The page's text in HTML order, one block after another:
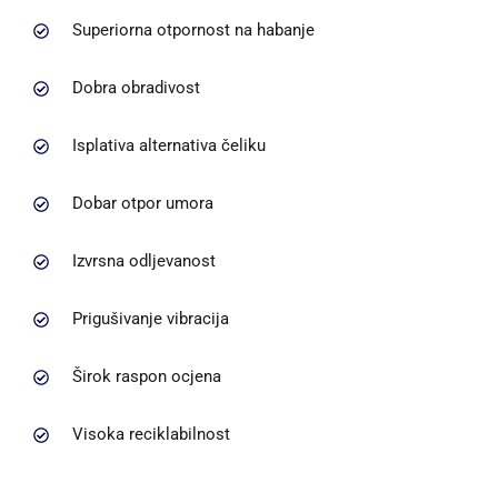
Superiorna otpornost na habanje
Dobra obradivost
Isplativa alternativa čeliku
Dobar otpor umora
Izvrsna odljevanost
Prigušivanje vibracija
Širok raspon ocjena
Visoka reciklabilnost